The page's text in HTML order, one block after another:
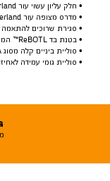
• חלק עליון עשוי עור Premium Timberland®
• מדרס מצופה עור Premium Timberland® לנוחות משופרת
• סגירת שרוכים להתאמה
• בטנת בד ReBOTL™ המכילה לפחות ‎50%‎ פלסטיק ממוחזר
• סוליית ביניים קלה מסוג EVA לריכוך צעדים
• סוליית גומי עמידה